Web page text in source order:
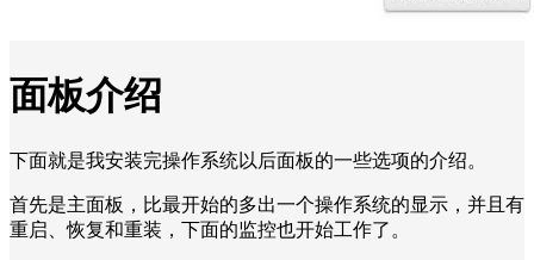
面板介绍
下面就是我安装完操作系统以后面板的一些选项的介绍。
首先是主面板，比最开始的多出一个操作系统的显示，并且有
重启、恢复和重装，下面的监控也开始工作了。